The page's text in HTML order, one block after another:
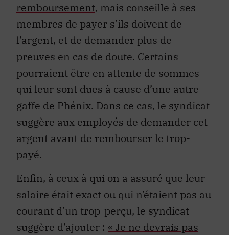
remboursement, mais conseille à ses
membres de payer s’ils doivent de
l’argent, et de demander plus de
preuves en cas de doute. Certains
pourraient être en attente de sommes
qui leur sont dues à cause d’une autre
gaffe de Phénix. Dans ce cas, le syndicat
suggère aux employés de demander cet
argent avant de rembourser le trop-
payé.
Enfin, à ceux à qui on a assuré que leur
salaire était exact ou qui n’étaient pas au
courant d’un trop-perçu, le syndicat
suggère d’ajouter : « Je ne devrais pas